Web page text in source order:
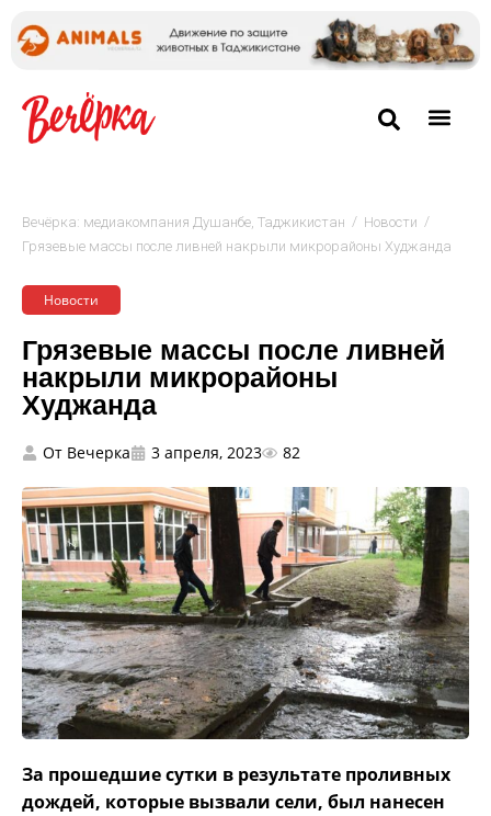
Вечёрка: медиакомпания Душанбе, Таджикистан / Новости /
Грязевые массы после ливней накрыли микрорайоны Худжанда
Новости
Грязевые массы после ливней
накрыли микрорайоны
Худжанда
От Вечерка 3 апреля, 2023 82
За прошедшие сутки в результате проливных
дождей, которые вызвали сели, был нанесен